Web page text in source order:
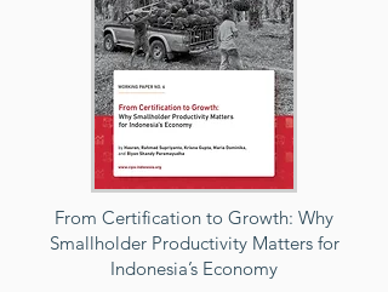
From Certification to Growth: Why
Smallholder Productivity Matters for
Indonesia’s Economy